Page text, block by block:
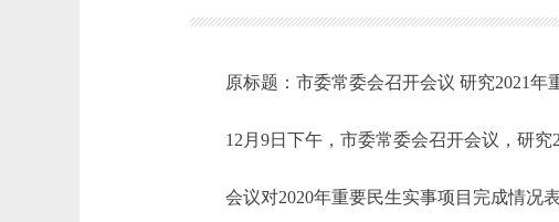
原标题：市委常委会召开会议 研究2021年
12月9日下午，市委常委会召开会议，研究
会议对2020年重要民生实事项目完成情况表